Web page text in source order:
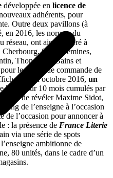
développée en licence de
adhérents, pour
Outre deux pavillons (à
en 2016, les normes du
réseau, ont ainsi adhéré à
Cherbourg, Sarreguemines,
Thonon-les-Bains et
le carnet de commande de
à fin octobre 2016, un
7,1 % sur 10 mois cumulés par
vient de révéler Maxime Sidot,
de l’enseigne à l’occasion
de l’occasion pour annoncer à
: la présence de France Literie
via une série de spots
ambitionne de
80 unités, dans le cadre d’un